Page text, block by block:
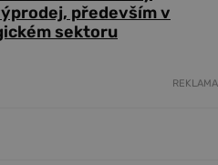
především v
sektoru
REKLAMA